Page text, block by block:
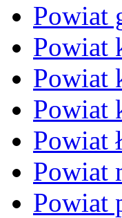
Powiat
Powiat
Powiat
Powiat
Powiat
Powiat
Powiat